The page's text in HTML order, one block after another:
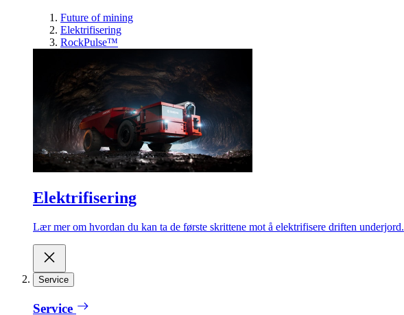
Future of mining
Elektrifisering
RockPulse™
Elektrifisering
Lær mer om hvordan du kan ta de første skrittene mot å elektrifisere driften underjord.
Service
Service